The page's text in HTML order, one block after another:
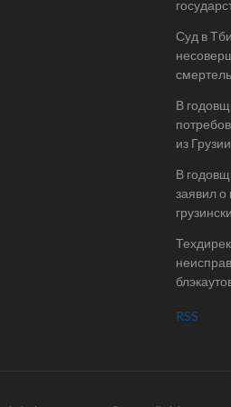
Суд в
В
из Грузии
В
заявил
RSS